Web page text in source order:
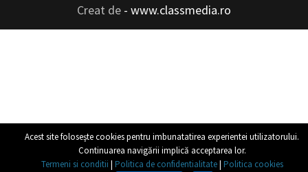
Creat de - www.classmedia.ro
Acest site foloseşte cookies pentru imbunatatirea experientei utilizatorului.
Continuarea navigării implică acceptarea lor.
Termeni si conditii | Politica de confidentialitate| Politica cookies